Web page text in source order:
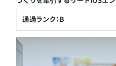
通過ランク：B